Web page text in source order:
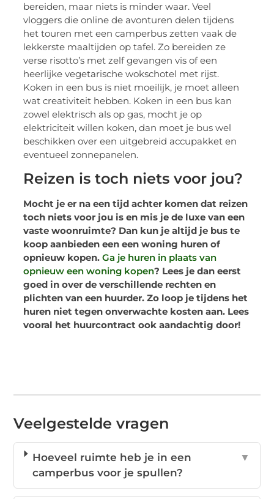
bereiden, maar niets is minder waar. Veel
vloggers die online de avonturen delen tijdens
het touren met een camperbus zetten vaak de
lekkerste maaltijden op tafel. Zo bereiden ze
verse risotto’s met zelf gevangen vis of een
heerlijke vegetarische wokschotel met rijst.
Koken in een bus is niet moeilijk, je moet alleen
wat creativiteit hebben. Koken in een bus kan
zowel elektrisch als op gas, mocht je op
elektriciteit willen koken, dan moet je bus wel
beschikken over een uitgebreid accupakket en
eventueel zonnepanelen.
Reizen is toch niets voor jou?
Mocht je er na een tijd achter komen dat reizen
toch niets voor jou is en mis je de luxe van een
vaste woonruimte? Dan kun je altijd je bus te
koop aanbieden een een woning huren of
opnieuw kopen.Ga je huren in plaats van
opnieuw een woning kopen? Lees je dan eerst
goed in over de verschillende rechten en
plichten van een huurder. Zo loop je tijdens het
huren niet tegen onverwachte kosten aan. Lees
vooral het huurcontract ook aandachtig door!
Veelgestelde vragen
Hoeveel ruimte heb je in een
camperbus voor je spullen?
▼